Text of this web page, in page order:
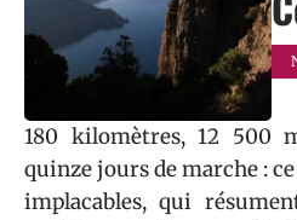
180 kilomètres, 12 500
quinze jours de marche :
implacables, qui